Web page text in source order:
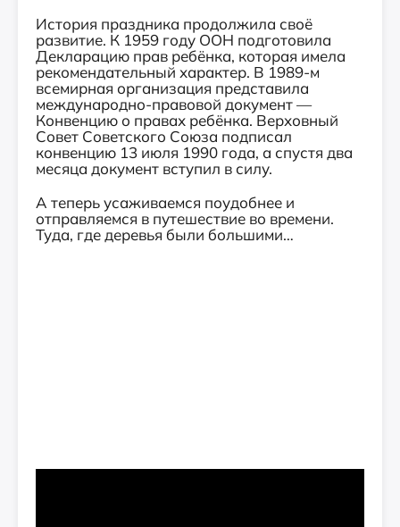
История праздника продолжила своё
развитие. К 1959 году ООН подготовила
Декларацию прав ребёнка, которая имела
рекомендательный характер. В 1989-м
всемирная организация представила
международно-правовой документ —
Конвенцию о правах ребёнка. Верховный
Совет Советского Союза подписал
конвенцию 13 июля 1990 года, а спустя два
месяца документ вступил в силу.
А теперь усаживаемся поудобнее и
отправляемся в путешествие во времени.
Туда, где деревья были большими…